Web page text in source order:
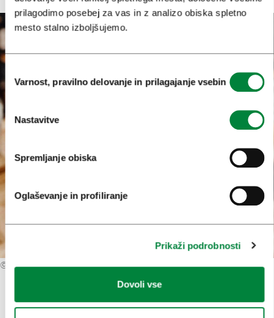
prilagodimo posebej za vas in z analizo obiska spletno
mesto stalno izboljšujemo.
soglasja
Varnost, pravilno delovanje in prilagajanje vsebin
Nastavitve
Spremljanje obiska
Oglaševanje in profiliranje
Prikaži podrobnosti
Dovoli vse
© Broken Bones